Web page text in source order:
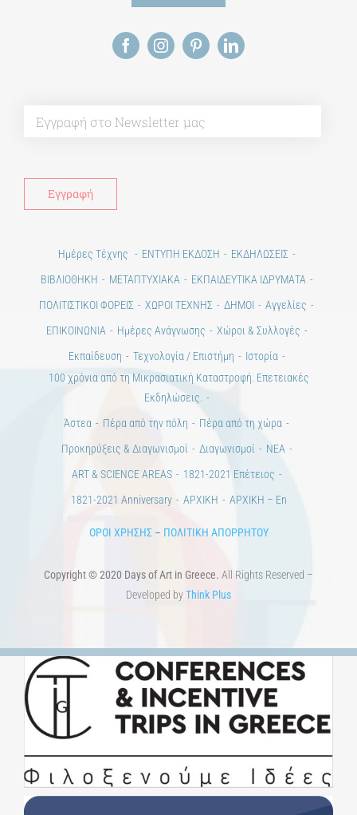
Ημέρες Τέχνης ΕΝΤΥΠΗ ΕΚΔΟΣΗ
ΕΚΔΗΛΩΣΕΙΣ
ΒΙΒΛΙΟΘΗΚΗ
ΜΕΤΑΠΤΥΧΙΑΚΑ
ΕΚΠΑΙΔΕΥΤΙΚΑ ΙΔΡΥΜΑΤΑ
ΠΟΛΙΤΙΣΤΙΚΟΙ ΦΟΡΕΙΣ
ΧΩΡΟΙ ΤΕΧΝΗΣ ΔΗΜΟΙ
Αγγελίες
ΕΠΙΚΟΙΝΩΝΙΑ
Ημέρες Ανάγνωσης
Χώροι & Συλλογές
Εκπαίδευση
Τεχνολογία / Επιστήμη
Ιστορία
100 χρόνια από τη Μικρασιατική Καταστροφή. Επετειακές
Εκδηλώσεις.
Άστεα
Πέρα από την πόλη
Πέρα από τη χώρα
Προκηρύξεις & Διαγωνισμοί
Διαγωνισμοί
ΝΕΑ
ART & SCIENCE AREAS
1821-2021 Επέτειος
1821-2021 Anniversary
ΑΡΧΙΚΗ ΑΡΧΙΚΗ – En
ΟΡΟΙ ΧΡΗΣΗΣ– ΠΟΛΙΤΙΚΗ ΑΠΟΡΡΗΤΟΥ
Copyright © 2020 Days of Art in Greece. All Rights Reserved –
Developed byThink Plus